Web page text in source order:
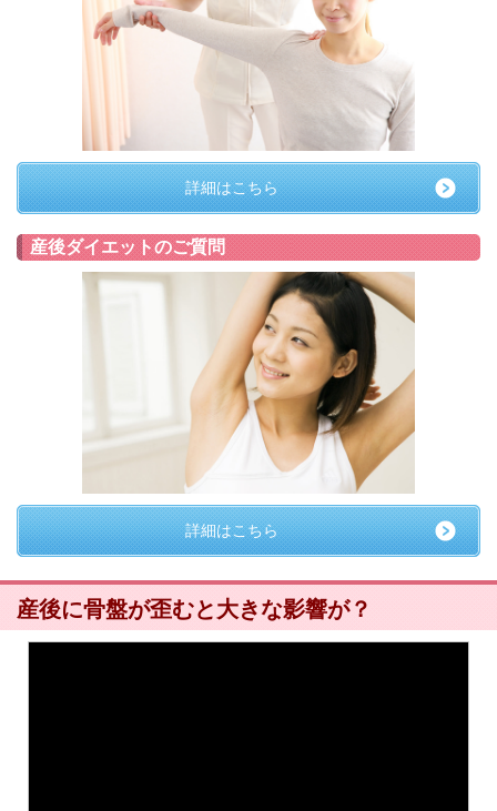
詳細はこちら
産後ダイエットのご質問
詳細はこちら
産後に骨盤が歪むと大きな影響が？